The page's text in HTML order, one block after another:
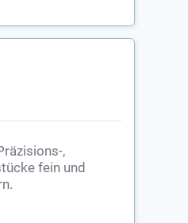
,
fein und